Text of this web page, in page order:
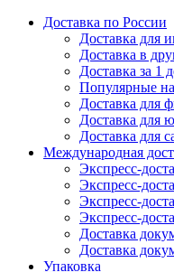
Доставка по России
Доставка для
Доставка в
Доставка за 1
Популярные
Доставка для
Доставка для
Доставка для
Международная
Экспресс-
Экспресс-
Экспресс-
Экспресс-
Доставка
Доставка
Упаковка